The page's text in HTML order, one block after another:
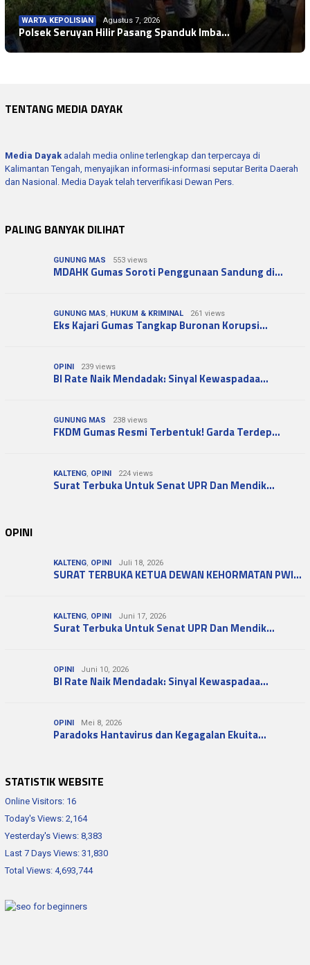
WARTA KEPOLISIAN Agustus 7, 2026
Polsek Seruyan Hilir Pasang Spanduk Imba…
WARTA KEPOLISIAN Agustus 7, 2026
Polsubsektor Batu Ampar Bersama TNI Lati…
TENTANG MEDIA DAYAK
Media Dayak adalah media online terlengkap dan terpercaya di
Kalimantan Tengah, menyajikan informasi-informasi seputar Berita Daerah
dan Nasional. Media Dayak telah terverifikasi Dewan Pers.
PALING BANYAK DILIHAT
GUNUNG MAS 553 views
MDAHK Gumas Soroti Penggunaan Sandung di…
GUNUNG MAS, HUKUM & KRIMINAL 261 views
Eks Kajari Gumas Tangkap Buronan Korupsi…
OPINI 239 views
BI Rate Naik Mendadak: Sinyal Kewaspadaa…
GUNUNG MAS 238 views
FKDM Gumas Resmi Terbentuk! Garda Terdep…
KALTENG, OPINI 224 views
Surat Terbuka Untuk Senat UPR Dan Mendik…
OPINI
KALTENG, OPINI Juli 18, 2026
SURAT TERBUKA KETUA DEWAN KEHORMATAN PWI…
KALTENG, OPINI Juni 17, 2026
Surat Terbuka Untuk Senat UPR Dan Mendik…
OPINI Juni 10, 2026
BI Rate Naik Mendadak: Sinyal Kewaspadaa…
OPINI Mei 8, 2026
Paradoks Hantavirus dan Kegagalan Ekuita…
STATISTIK WEBSITE
Online Visitors: 16
Today's Views: 2,164
Yesterday's Views: 8,383
Last 7 Days Views: 31,830
Total Views: 4,693,744